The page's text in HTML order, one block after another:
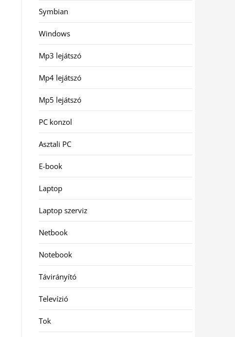
Symbian
Windows
Mp3 lejátszó
Mp4 lejátszó
Mp5 lejátszó
PC konzol
Asztali PC
E-book
Laptop
Laptop szerviz
Netbook
Notebook
Távirányító
Televízió
Tok